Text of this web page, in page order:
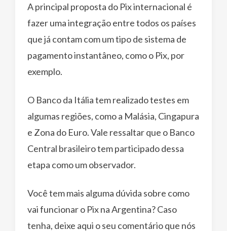
A principal proposta do Pix internacional é
fazer uma integração entre todos os países
que já contam com um tipo de sistema de
pagamento instantâneo, como o Pix, por
exemplo.
O Banco da Itália tem realizado testes em
algumas regiões, como a Malásia, Cingapura
e Zona do Euro. Vale ressaltar que o Banco
Central brasileiro tem participado dessa
etapa como um observador.
Você tem mais alguma dúvida sobre como
vai funcionar o Pix na Argentina? Caso
tenha, deixe aqui o seu comentário que nós